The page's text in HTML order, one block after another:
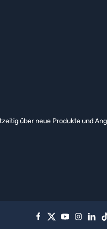
über neue Produkte und